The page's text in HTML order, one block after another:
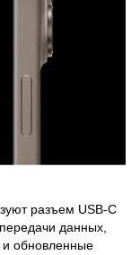
разъем USB-C
данных,
обновленные